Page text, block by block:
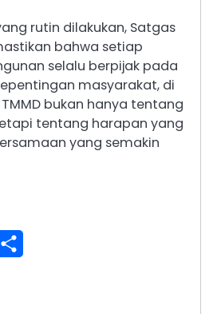
rutin dilakukan, Satgas
bahwa setiap
selalu berpijak pada
masyarakat, di
bukan hanya tentang
tentang harapan yang
yang semakin